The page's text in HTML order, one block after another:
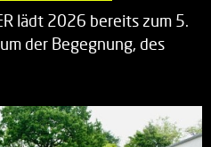
lädt 2026 bereits zum 5.
der Begegnung, des